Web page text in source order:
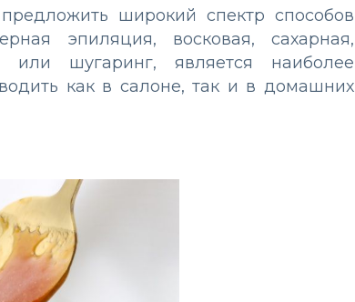
широкий спектр способов
эпиляция, восковая, сахарная,
или шугаринг, является наиболее
как в салоне, так и в домашних